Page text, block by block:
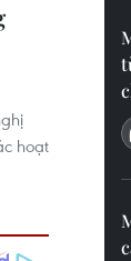
hoạt